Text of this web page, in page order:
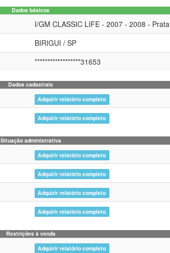
Dados básicos
I/GM CLASSIC LIFE - 2007 - 2008 - Prata
BIRIGUI / SP
******************31653
Dados cadastrais
Adquirir relatório completo
Adquirir relatório completo
Situação administrativa
Adquirir relatório completo
Adquirir relatório completo
Adquirir relatório completo
Adquirir relatório completo
Restrições à venda
Adquirir relatório completo